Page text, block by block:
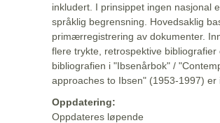
inkludert. I prinsippet ingen nasjonal
språklig begrensning. Hovedsaklig
primærregistrering av dokumenter.
flere trykte, retrospektive bibliografier
bibliografien i "Ibsenårbok" /
approaches to Ibsen" (1953-1997) er
Oppdatering:
Oppdateres løpende